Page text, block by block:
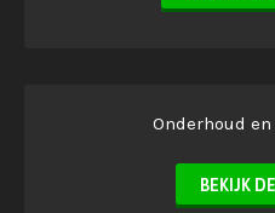
Onderhoud
BEKIJK